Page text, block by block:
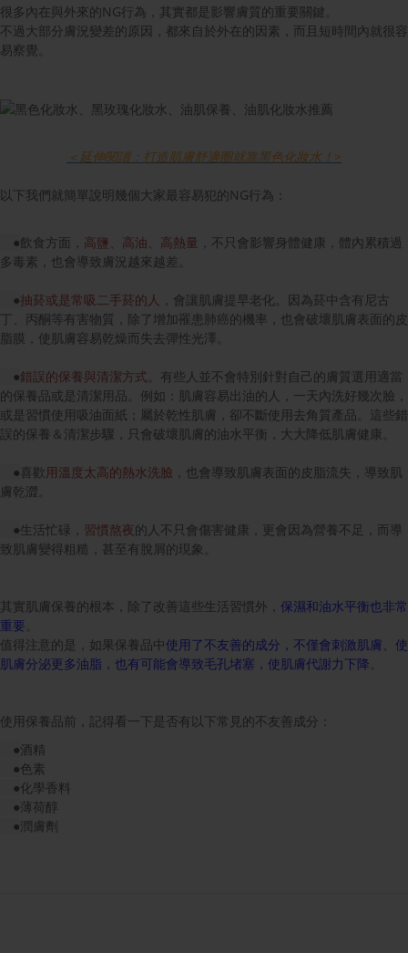
很多內在與外來的NG行為，其實都是影響膚質的重要關鍵。
不過大部分膚況變差的原因，都來自於外在的因素，而且短時間內就很容
易察覺。
＜延伸閱讀：打造肌膚舒適圈就靠黑色化妝水！>
以下我們就簡單說明幾個大家最容易犯的NG行為：
●飲食方面， 高鹽、高油、高熱量 ，不只會影響身體健康，體內累積過
多毒素，也會導致膚況越來越差。
●抽菸或是常吸二手菸的人
，會讓肌膚提早老化。因為菸中含有尼古
丁、丙酮等有害物質，除了增加罹患肺癌的機率，也會破壞肌膚表面的皮
脂膜，使肌膚容易乾燥而失去彈性光澤。
●錯誤的保養與清潔方式 。有些人並不會特別針對自己的膚質選用適當
的保養品或是清潔用品。例如：肌膚容易出油的人，一天內洗好幾次臉，
或是習慣使用吸油面紙；屬於乾性肌膚，卻不斷使用去角質產品。這些錯
誤的保養＆清潔步驟，只會破壞肌膚的油水平衡，大大降低肌膚健康。
● 喜歡用溫度太高的熱水洗臉 ，也會導致肌膚表面的皮脂流失，導致肌
膚乾澀。
●生活忙碌， 習慣熬夜的人不只會傷害健康，更會因為營養不足，而導
致肌膚變得粗糙，甚至有脫屑的現象。
其實肌膚保養的根本，除了改善這些生活習慣外， 保濕和油水平衡也非常
重要
值得注意的是，如果保養品中使用了不友善的成分，不僅會刺激肌膚、使
肌膚分泌更多油脂，也有可能會導致毛孔堵塞，使肌膚代謝力下降
使用保養品前，記得看一下是否有以下常見的不友善成分：
●酒精
●色素
●化學香料
●薄荷醇
●潤膚劑